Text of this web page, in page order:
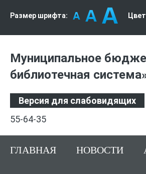
Размер шрифта:
Муниципальное
библиотечная
Версия для слабовидящих
55-64-35
ГЛАВНАЯ НОВОСТИ